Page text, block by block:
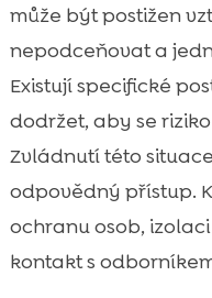
může být postižen
nepodceňovat a
Existují specifické
dodržet, aby se
Zvládnutí této
odpovědný přístup.
ochranu osob,
kontakt s